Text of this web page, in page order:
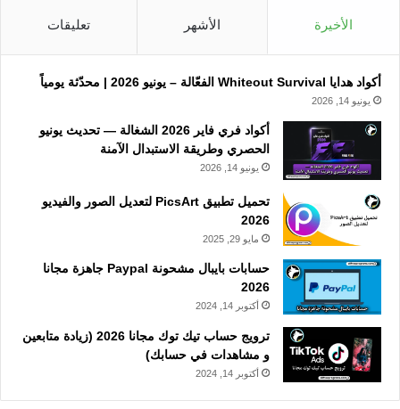
الأخيرة الأشهر تعليقات
أكواد هدايا Whiteout Survival الفعّالة – يونيو 2026 | محدّثة يومياً
يونيو 14, 2026
أكواد فري فاير 2026 الشغالة — تحديث يونيو
الحصري وطريقة الاستبدال الآمنة
يونيو 14, 2026
تحميل تطبيق PicsArt لتعديل الصور والفيديو
2026
مايو 29, 2025
حسابات بايبال مشحونة Paypal جاهزة مجانا
2026
أكتوبر 14, 2024
ترويج حساب تيك توك مجانا 2026 (زيادة متابعين
و مشاهدات في حسابك)
أكتوبر 14, 2024